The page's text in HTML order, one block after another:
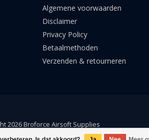
Algemene voorwaarden
Disclaimer
Privacy Policy
Betaalmethoden
Verzenden & retourneren
2026 Broforce Airsoft Supplies